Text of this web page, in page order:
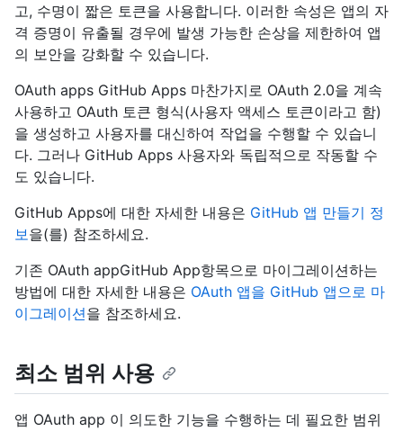
고, 수명이 짧은 토큰을 사용합니다. 이러한 속성은 앱의 자
격 증명이 유출될 경우에 발생 가능한 손상을 제한하여 앱
의 보안을 강화할 수 있습니다.
OAuth apps GitHub Apps 마찬가지로 OAuth 2.0을 계속
사용하고 OAuth 토큰 형식(사용자 액세스 토큰이라고 함)
을 생성하고 사용자를 대신하여 작업을 수행할 수 있습니
다. 그러나 GitHub Apps 사용자와 독립적으로 작동할 수
도 있습니다.
GitHub Apps에 대한 자세한 내용은 GitHub 앱 만들기 정
보을(를) 참조하세요.
기존 OAuth appGitHub App항목으로 마이그레이션하는
방법에 대한 자세한 내용은 OAuth 앱을 GitHub 앱으로 마
이그레이션을 참조하세요.
최소 범위 사용
앱 OAuth app 이 의도한 기능을 수행하는 데 필요한 범위